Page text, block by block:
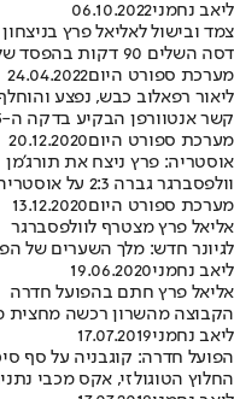
ליאב נחמני06.10.2022
צמד ובישול לאליאל פרץ
דסה השלים 90 דקות בהפסד של ויטסה • ליאל עבדה עלה מהספסל בסלטיק והיה מעורב בשער • גם תאי בריבו לקח חלק בניצחון של וולפסברגר
מערכת ספורט היום24.04.2022
ליאור רפאלוב כבש, נפצע
קשר אנטוורפן הבקיע בדקה ה-25 אך ירד אחרי 15 דקות • הישראלי של וולפסברגר נכנס בדקה ה-64, כבש כעבור 15 דקות והנחיל למוליכה זלצבורג הפסד שלישי בחמשת המחזורים האחרונים
מערכת ספורט היום20.12.2020
אוסטריה: פרץ ניצח את תורג'מן
וולפסברגר גברה 2:3 על אוסטריה וינה, בעזרת שער של מחליפה הישראלי • חלוץ המפסידים כבש 52 שניות מהפתיחה
מערכת ספורט היום13.12.2020
אליאל פרץ מצטרף לוולפסברגר
לגיונר חדש: מלך השערים של
ליאב נחמני19.06.2020
אליאל פרץ חתם בהפועל חדרה
הקבוצה מהשרון רכשה מחצית
ליאב נחמני17.07.2019
הפועל חדרה: קוגבניה על סף
החלוץ הטוגולזי, אקס מכבי